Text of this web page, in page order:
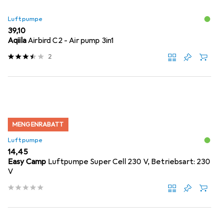
Luftpumpe
EUR
39,10
AqiilaAirbird C2 - Air pump 3in1
2
MENGENRABATT
Luftpumpe
EUR
14,45
Easy Camp Luftpumpe Super Cell 230 V, Betriebsart: 230
V